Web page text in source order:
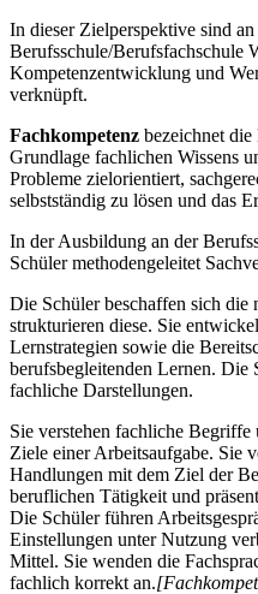
In dieser Zielperspektive sind an
Berufsschule/Berufsfachschule
Kompetenzentwicklung und
verknüpft.
Fachkompetenz bezeichnet
Grundlage fachlichen Wissens
Probleme zielorientiert,
selbstständig zu lösen und das
In der Ausbildung an der
Schüler methodengeleitet
Die Schüler beschaffen sich
strukturieren diese. Sie
Lernstrategien sowie die
berufsbegleitenden Lernen. Die
fachliche Darstellungen.
Sie verstehen fachliche
Ziele einer Arbeitsaufgabe. Sie
Handlungen mit dem Ziel der
beruflichen Tätigkeit und
Die Schüler führen
Einstellungen unter Nutzung
Mittel. Sie wenden die
fachlich korrekt an.